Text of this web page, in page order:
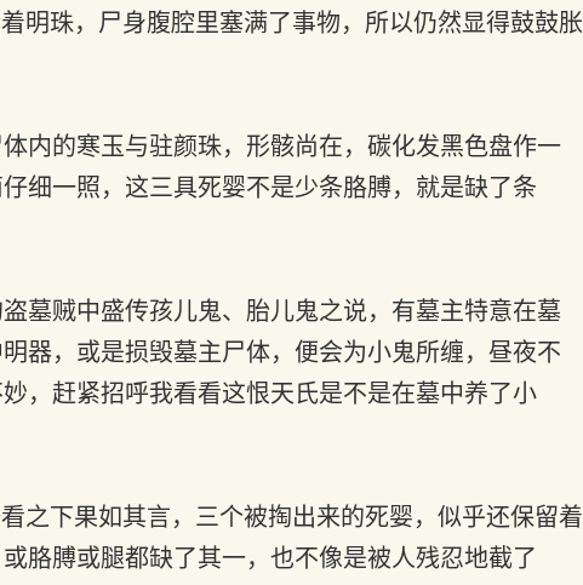
明珠，尸身腹腔里塞满了事物，所以仍然显得鼓鼓胀
内的寒玉与驻颜珠，形骸尚在，碳化发黑色盘作一
细一照，这三具死婴不是少条胳膊，就是缺了条
墓贼中盛传孩儿鬼、胎儿鬼之说，有墓主特意在墓
器，或是损毁墓主尸体，便会为小鬼所缠，昼夜不
，赶紧招呼我看看这恨天氏是不是在墓中养了小
之下果如其言，三个被掏出来的死婴，似乎还保留着
胳膊或腿都缺了其一，也不像是被人残忍地截了